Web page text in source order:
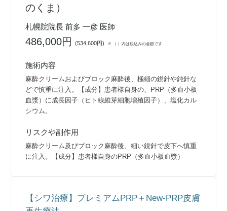
のくま）
札幌院院長 前多 一彦 医師
486,000円(534,600円) ※ （ ）内は税込みの金額です
施術内容
麻酔クリームおよびブロック麻酔後、極細の鋭針や鈍針な
どで慎重に注入。【成分】患者様自身の、PRP（多血小板
血漿）に成長因子（ヒト線維芽細胞増殖因子）、塩化カル
シウム。
リスクや副作用
麻酔クリーム及びブロック麻酔後、細い鋭針で皮下へ慎重
に注入。【成分】患者様自身のPRP（多血小板血漿）
【シワ治療】プレミアムPRP＋New-PRP皮膚